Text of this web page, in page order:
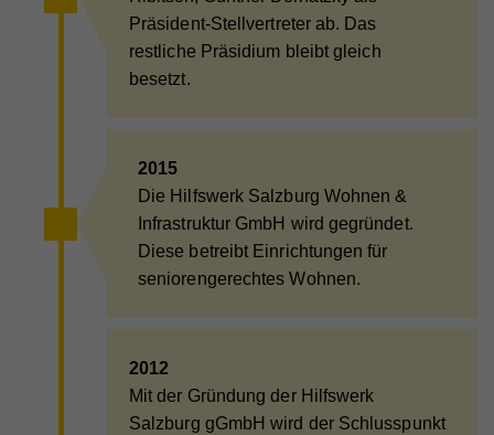
Präsident-Stellvertreter ab. Das
restliche Präsidium bleibt gleich
besetzt.
2015
Die Hilfswerk Salzburg Wohnen &
Infrastruktur GmbH wird gegründet.
Diese betreibt Einrichtungen für
seniorengerechtes Wohnen.
2012
Mit der Gründung der Hilfswerk
Salzburg gGmbH wird der Schlusspunkt